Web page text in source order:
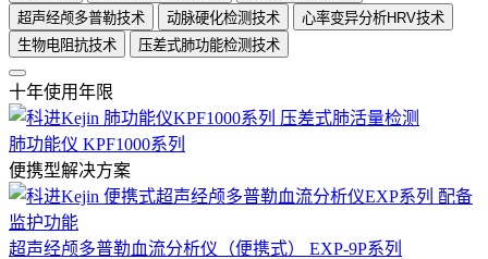
超声经颅多普勒技术
动脉硬化检测技术
心率变异分析HRV技术
生物电阻抗技术
压差式肺功能检测技术
十年使用年限
肺功能仪 KPF1000系列
便携型解决方案
超声经颅多普勒血流分析仪（便携式） EXP-9P系列